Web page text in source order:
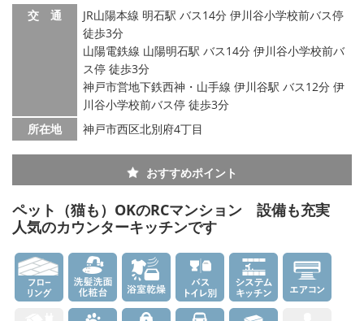
交 通
JR山陽本線 明石駅 バス14分 伊川谷小学校前バス停
徒歩3分
山陽電鉄線 山陽明石駅 バス14分 伊川谷小学校前バ
ス停 徒歩3分
神戸市営地下鉄西神・山手線 伊川谷駅 バス12分 伊
川谷小学校前バス停 徒歩3分
所在地
神戸市西区北別府4丁目
おすすめポイント
ペット（猫も）OKのRCマンション 設備も充実
人気のカウンターキッチンです